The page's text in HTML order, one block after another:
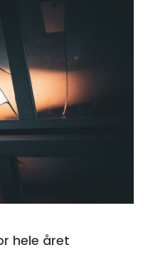
for hele året